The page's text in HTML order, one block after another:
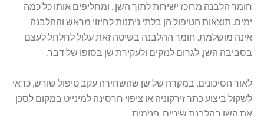
חומר הלבנה מרוכז ישירות לתוך השן , ומחליפים אותו כל כמה
ימים. תוצאות הטיפול הן בלתי ניתנות לחיזוי מראש וההלבנה
אינה מושלמת. חומר ההלבנה בשיטה זאת עלול לחלחל לעצם
בסביבה השן, לגרום לנזקים ולעקירת שן בסופו של דבר.
לאור הסיכונים, במקרה של שן שהשחירה עקב טיפול שורש, כדאי
לשקול ביצוע כתר זירקוניה או ציפוי חרסינה למינייט במקום לסכן
את השן בהלבנת שיניים פנימית